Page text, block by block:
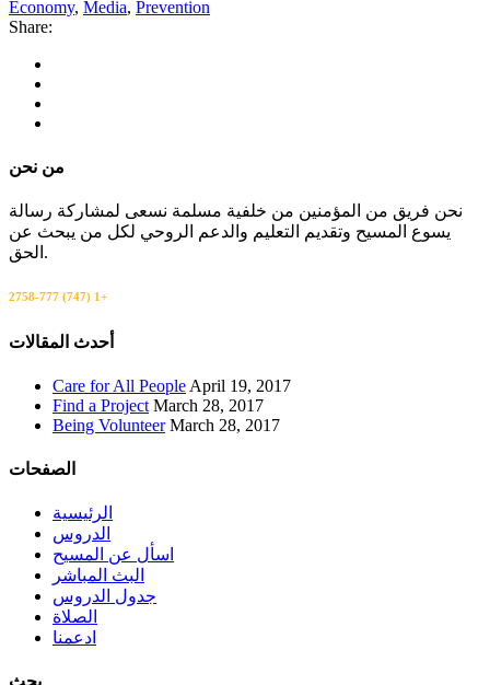
Economy, Media, Prevention
Share:
من نحن
نحن فريق من المؤمنين من خلفية مسلمة نسعى لمشاركة رسالة
يسوع المسيح وتقديم التعليم والدعم الروحي لكل من يبحث عن
الحق.
+1 (747) 777-2758
أحدث المقالات
Care for All People April 19, 2017
Find a Project March 28, 2017
Being Volunteer March 28, 2017
الصفحات
الرئيسية
الدروس
اسأل عن المسيح
البث المباشر
جدول الدروس
الصلاة
ادعمنا